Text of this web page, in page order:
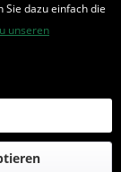
Sie dazu einfach die
unseren